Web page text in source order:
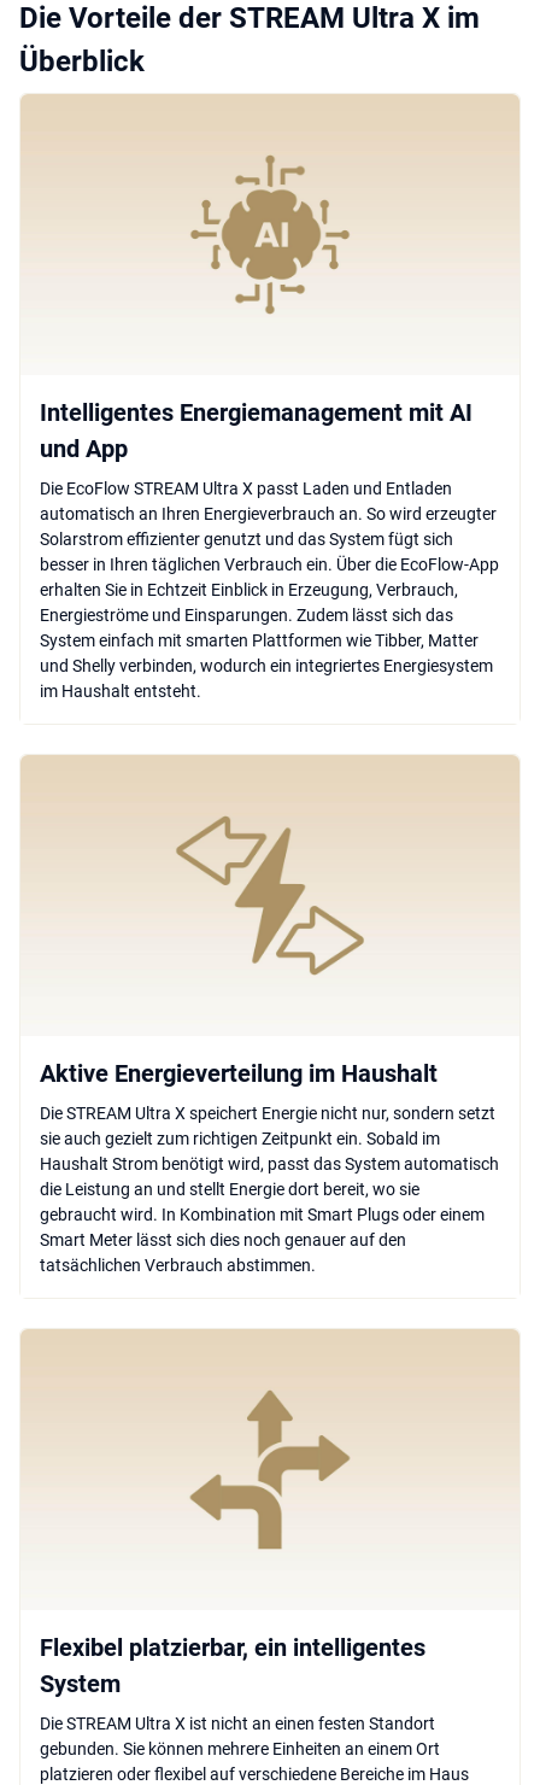
Die Vorteile der STREAM Ultra X im
Überblick
Intelligentes Energiemanagement mit AI
und App
Die EcoFlow STREAM Ultra X passt Laden und Entladen
automatisch an Ihren Energieverbrauch an. So wird erzeugter
Solarstrom effizienter genutzt und das System fügt sich
besser in Ihren täglichen Verbrauch ein. Über die EcoFlow-App
erhalten Sie in Echtzeit Einblick in Erzeugung, Verbrauch,
Energieströme und Einsparungen. Zudem lässt sich das
System einfach mit smarten Plattformen wie Tibber, Matter
und Shelly verbinden, wodurch ein integriertes Energiesystem
im Haushalt entsteht.
Aktive Energieverteilung im Haushalt
Die STREAM Ultra X speichert Energie nicht nur, sondern setzt
sie auch gezielt zum richtigen Zeitpunkt ein. Sobald im
Haushalt Strom benötigt wird, passt das System automatisch
die Leistung an und stellt Energie dort bereit, wo sie
gebraucht wird. In Kombination mit Smart Plugs oder einem
Smart Meter lässt sich dies noch genauer auf den
tatsächlichen Verbrauch abstimmen.
Flexibel platzierbar, ein intelligentes
System
Die STREAM Ultra X ist nicht an einen festen Standort
gebunden. Sie können mehrere Einheiten an einem Ort
platzieren oder flexibel auf verschiedene Bereiche im Haus